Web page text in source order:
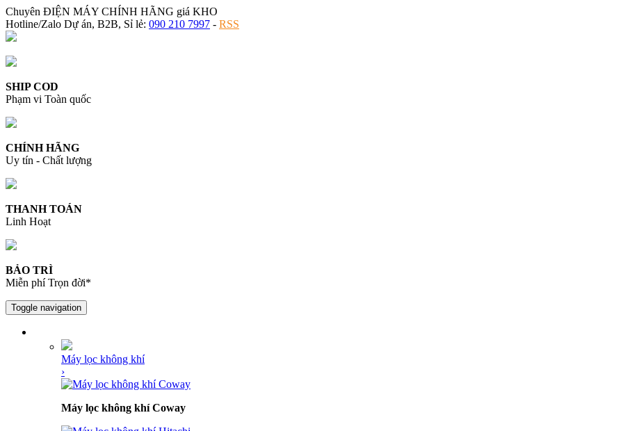
Chuyên ĐIỆN MÁY CHÍNH HÃNG giá KHO
Hotline/Zalo Dự án, B2B, Sỉ lẻ: 090 210 7997 - RSS
SHIP COD
Phạm vi Toàn quốc
CHÍNH HÃNG
Uy tín - Chất lượng
THANH TOÁN
Linh Hoạt
BẢO TRÌ
Miễn phí Trọn đời*
Toggle navigation
Máy lọc không khí
›
Máy lọc không khí Coway